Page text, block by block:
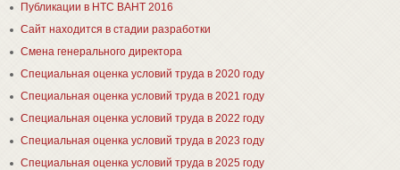
Публикации в НТС ВАНТ 2016
Сайт находится в стадии разработки
Смена генерального директора
Специальная оценка условий труда в 2020 году
Специальная оценка условий труда в 2021 году
Специальная оценка условий труда в 2022 году
Специальная оценка условий труда в 2023 году
Специальная оценка условий труда в 2025 году